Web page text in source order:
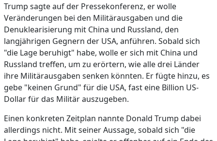
Trump sagte auf der Pressekonferenz, er wolle
Veränderungen bei den Militärausgaben und die
Denuklearisierung mit China und Russland, den
langjährigen Gegnern der USA, anführen. Sobald sich
"die Lage beruhigt" habe, wolle er sich mit China und
Russland treffen, um zu erörtern, wie alle drei Länder
ihre Militärausgaben senken könnten. Er fügte hinzu, es
gebe "keinen Grund" für die USA, fast eine Billion US-
Dollar für das Militär auszugeben.
Einen konkreten Zeitplan nannte Donald Trump dabei
allerdings nicht. Mit seiner Aussage, sobald sich "die